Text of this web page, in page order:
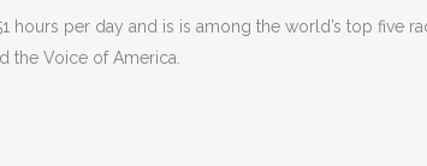
hours per day and is is among the world’s top five
the Voice of America.